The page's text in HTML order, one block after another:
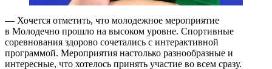
— Хочется отметить, что молодежное мероприятие
в Молодечно прошло на высоком уровне. Спортивные
соревнования здорово сочетались с интерактивной
программой. Мероприятия настолько разнообразные и
интересные, что хотелось принять участие во всем сразу.